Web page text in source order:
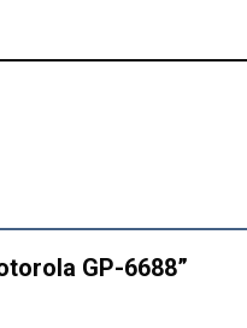
GP-6688”